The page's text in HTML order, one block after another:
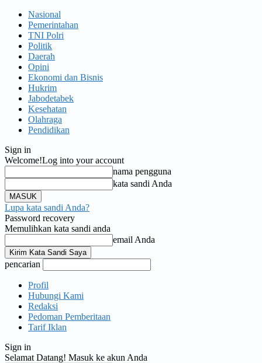
Nasional
Pemerintahan
TNI Polri
Politik
Daerah
Opini
Ekonomi dan Bisnis
Hukrim
Jabodetabek
Kesehatan
Olahraga
Pendidikan
Sign in
Welcome!Log into your account
nama pengguna
kata sandi Anda
Lupa kata sandi Anda?
Password recovery
Memulihkan kata sandi anda
email Anda
pencarian
Profil
Hubungi Kami
Redaksi
Pedoman Pemberitaan
Tarif Iklan
Sign in
Selamat Datang! Masuk ke akun Anda